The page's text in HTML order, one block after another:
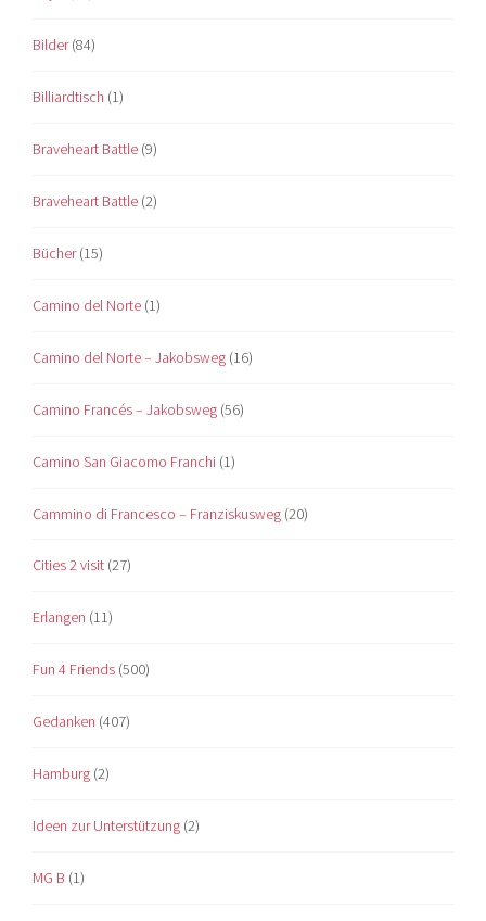
Bilder(84)
Billiardtisch (1)
Braveheart Battle (9)
Braveheart Battle (2)
Bücher(15)
Camino del Norte (1)
Camino del Norte – Jakobsweg (16)
Camino Francés – Jakobsweg (56)
Camino San Giacomo Franchi (1)
Cammino di Francesco – Franziskusweg (20)
Cities 2 visit (27)
Erlangen (11)
Fun 4 Friends (500)
Gedanken (407)
Hamburg (2)
Ideen zur Unterstützung (2)
MG B (1)